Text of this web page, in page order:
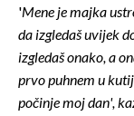
'Mene je majka
da izgledaš uvijek
izgledaš onako, a
prvo puhnem u
počinje moj dan',